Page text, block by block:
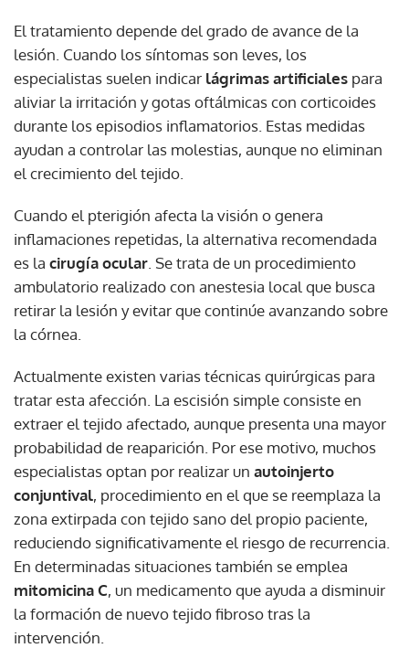
El tratamiento depende del grado de avance de la
lesión. Cuando los síntomas son leves, los
especialistas suelen indicar lágrimas artificiales para
aliviar la irritación y gotas oftálmicas con corticoides
durante los episodios inflamatorios. Estas medidas
ayudan a controlar las molestias, aunque no eliminan
el crecimiento del tejido.
Cuando el pterigión afecta la visión o genera
inflamaciones repetidas, la alternativa recomendada
es la cirugía ocular . Se trata de un procedimiento
ambulatorio realizado con anestesia local que busca
retirar la lesión y evitar que continúe avanzando sobre
la córnea.
Actualmente existen varias técnicas quirúrgicas para
tratar esta afección. La escisión simple consiste en
extraer el tejido afectado, aunque presenta una mayor
probabilidad de reaparición. Por ese motivo, muchos
especialistas optan por realizar un autoinjerto
conjuntival, procedimiento en el que se reemplaza la
zona extirpada con tejido sano del propio paciente,
reduciendo significativamente el riesgo de recurrencia.
En determinadas situaciones también se emplea
mitomicina C, un medicamento que ayuda a disminuir
la formación de nuevo tejido fibroso tras la
intervención.